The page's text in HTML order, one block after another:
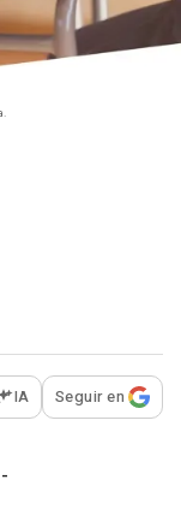
para
IA Seguir en